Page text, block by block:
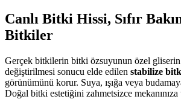
Canlı Bitki Hissi, Sıfır
Bitkiler
Gerçek bitkilerin bitki özsuyunun özel gliserin
değiştirilmesi sonucu elde edilen stabilize
görünümünü korur. Suya, ışığa veya
Doğal bitki estetiğini zahmetsizce mekanınıza